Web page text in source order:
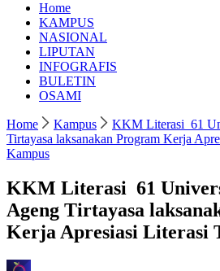
Home
KAMPUS
NASIONAL
LIPUTAN
INFOGRAFIS
BULETIN
OSAMI
Home Kampus
KKM Literasi 61
Tirtayasa laksanakan Program Kerja
Kampus
KKM Literasi 61
Ageng Tirtayasa
Kerja Apresiasi Literasi